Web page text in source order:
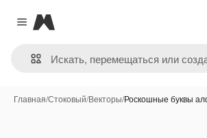
Close menu
Magnific
Главная/Стоковый/Векторы/Роскошные буквы